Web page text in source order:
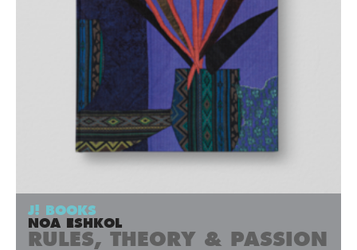
J! BOOKS
NOA ESHKOL
RULES, THEORY & PASSION